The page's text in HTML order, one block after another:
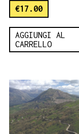
€17.00
AGGIUNGI AL
CARRELLO